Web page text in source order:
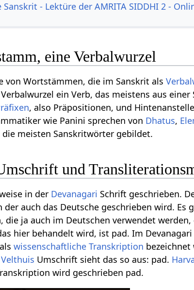
Sanskrit - Lektüre der AMRITA SIDDHI 2 -
eine Verbalwurzel
von Wortstämmen, die im Sanskrit als
ein Verb, das meistens aus
, also Präpositionen, und
wie Panini sprechen von Dhatus,
meisten Sanskritwörter gebildet.
und
in der Devanagari Schrift geschrieben.
auch das Deutsche geschrieben wird.
die ja auch im Deutschen verwendet
hier behandelt wird, ist pad. Im
wissenschaftliche Transkription
Velthuis Umschrift sieht das so aus: pad.
wird geschrieben pad.